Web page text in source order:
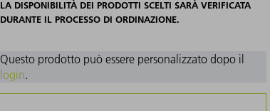
LA DISPONIBILITÀ DEI PRODOTTI SCELTI SARÀ VERIFICATA
DURANTE IL PROCESSO DI ORDINAZIONE.
Questo prodotto può essere personalizzato dopo il
login.